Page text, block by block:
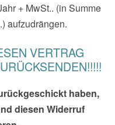
+ MwSt.. (in Summe
aufzudrängen.
VERTRAG
haben,
diesen Widerruf